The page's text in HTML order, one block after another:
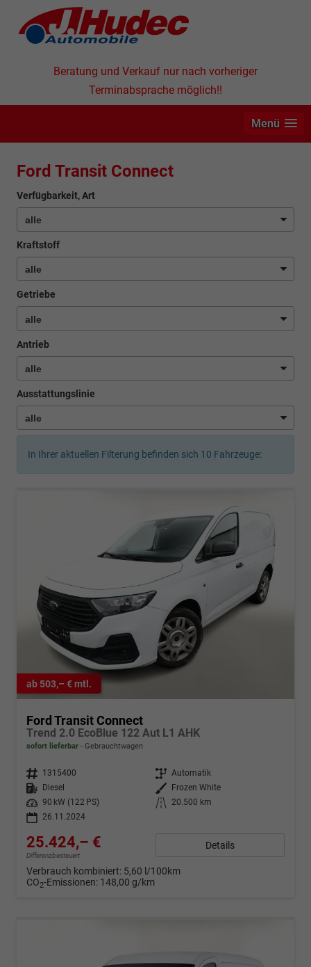
Beratung und Verkauf nur nach vorheriger
Terminabsprache möglich!!
Menü
Ford Transit Connect
Verfügbarkeit, Art
Kraftstoff
Getriebe
Antrieb
Ausstattungslinie
In Ihrer aktuellen Filterung befinden sich 10 Fahrzeuge:
ab 503,– € mtl.
Ford Transit Connect
Trend 2.0 EcoBlue 122 Aut L1 AHK
sofort lieferbar Gebrauchtwagen
Fahrzeugnr. 1315400 Getriebe Automatik
Kraftstoff
Diesel Außenfarbe
Frozen White
Leistung
90 kW (122 PS) Kilometerstand
20.500 km
26.11.2024
25.424,– €
Differenzbesteuert
Details
Verbrauch kombiniert: 5,60 l/100km
CO2-Emissionen: 148,00 g/km